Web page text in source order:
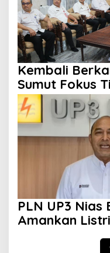
Kembali
Sumut Fokus
Kesehatan
PLN UP3 Nias
Amankan